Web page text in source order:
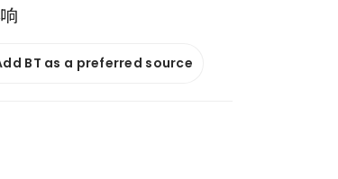
BT as a preferred source